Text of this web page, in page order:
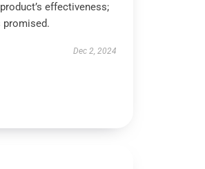
effectiveness;
Dec 2, 2024